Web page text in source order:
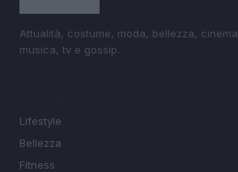
Attualità, costume, moda, bellezza,
musica, tv e gossip.
Lifestyle
Bellezza
Fitness